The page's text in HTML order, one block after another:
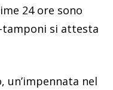
24 ore sono
si attesta
un’impennata nel